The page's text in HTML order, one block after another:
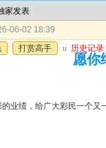
家发表
06-02 18:39
打赏高手 u 历史记录
愿你
业绩，给广大彩民一个又